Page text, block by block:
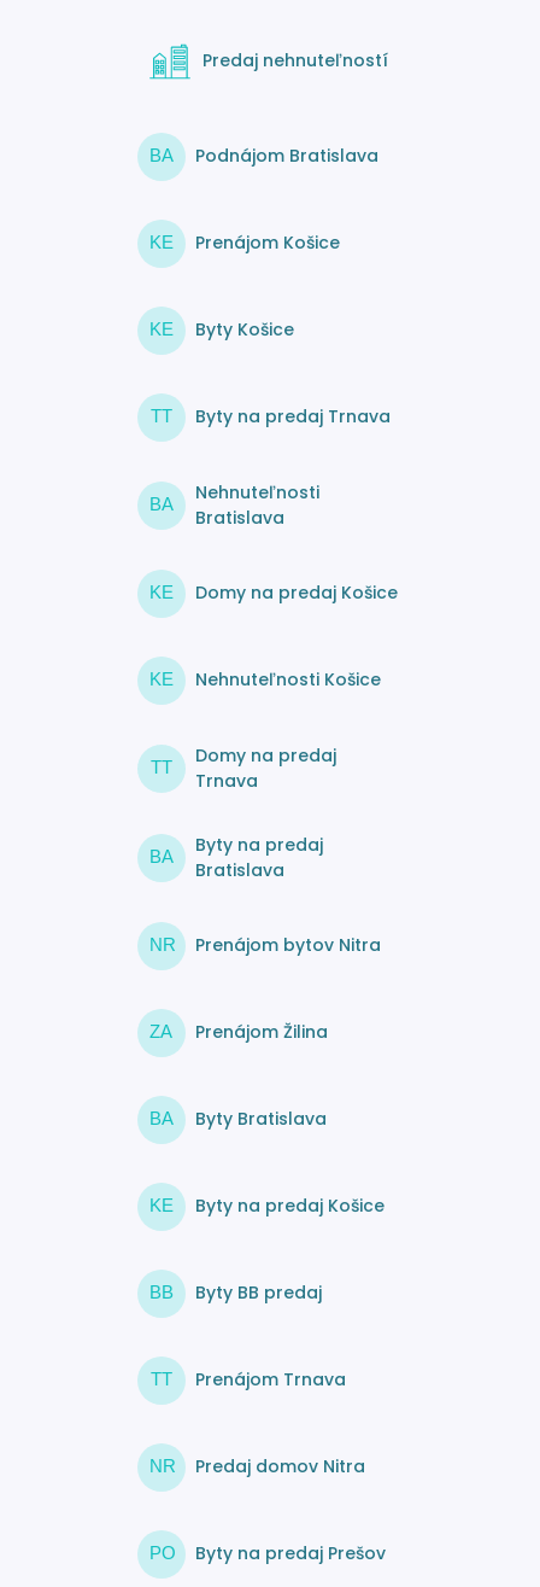
Predaj nehnuteľností
BA Podnájom Bratislava
KE Prenájom Košice
KE Byty Košice
TT Byty na predaj Trnava
BA
Nehnuteľnosti
Bratislava
KE Domy na predaj Košice
KE Nehnuteľnosti Košice
TT
Domy na predaj
Trnava
BA
Byty na predaj
Bratislava
NR Prenájom bytov Nitra
ZA Prenájom Žilina
BA Byty Bratislava
KE Byty na predaj Košice
BB Byty BB predaj
TT Prenájom Trnava
NR Predaj domov Nitra
PO Byty na predaj Prešov